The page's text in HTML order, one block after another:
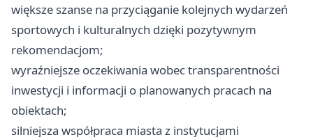
większe szanse na przyciąganie kolejnych wydarzeń
sportowych i kulturalnych dzięki pozytywnym
rekomendacjom;
wyraźniejsze oczekiwania wobec transparentności
inwestycji i informacji o planowanych pracach na
obiektach;
silniejsza współpraca miasta z instytucjami